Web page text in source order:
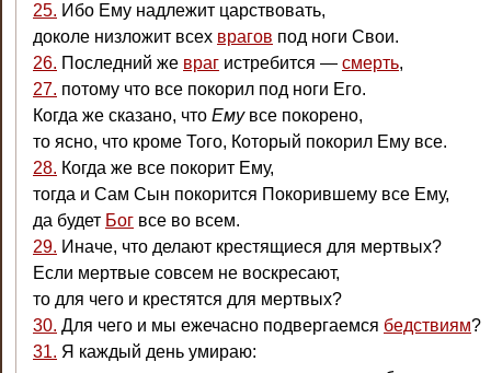
25. Ибо Ему надлежит царствовать,
доколе низложит всех врагов под ноги Свои.
26. Последний же враг истребится — смерть,
27. потому что все покорил под ноги Его.
Когда же сказано, что Емувсе покорено,
то ясно, что кроме Того, Который покорил Ему все.
28. Когда же все покорит Ему,
тогда и Сам Сын покорится Покорившему все Ему,
да будет Бог все во всем.
29. Иначе, что делают крестящиеся для мертвых?
Если мертвые совсем не воскресают,
то для чего и крестятся для мертвых?
30. Для чего и мы ежечасно подвергаемся бедствиям?
31. Я каждый день умираю: